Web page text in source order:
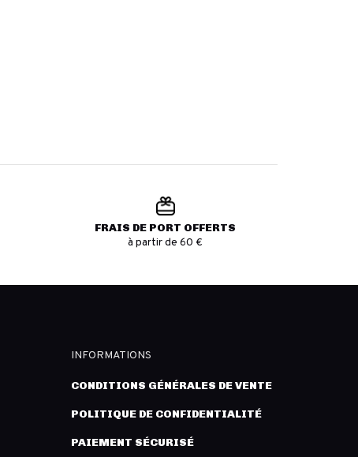
FRAIS DE PORT OFFERTS
à partir de 60 €
INFORMATIONS
CONDITIONS GÉNÉRALES DE VENTE
POLITIQUE DE CONFIDENTIALITÉ
PAIEMENT SÉCURISÉ